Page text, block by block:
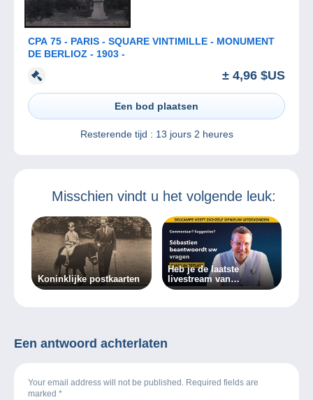
CPA 75 - PARIS - SQUARE VINTIMILLE - MONUMENT
DE BERLIOZ - 1903 -
± 4,96 $US
Een bod plaatsen
Resterende tijd : 13 jours 2 heures
Misschien vindt u het volgende leuk:
Koninklijke postkaarten
Heb je de laatste
livestream van
Sébastien Delcampe
Een antwoord achterlaten
Your email address will not be published. Required fields are
marked *